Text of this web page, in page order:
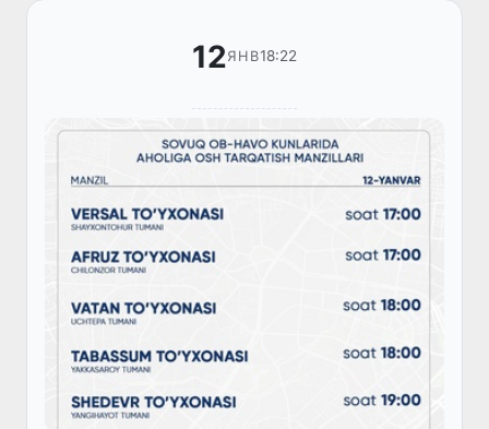
12ЯНВ18:22